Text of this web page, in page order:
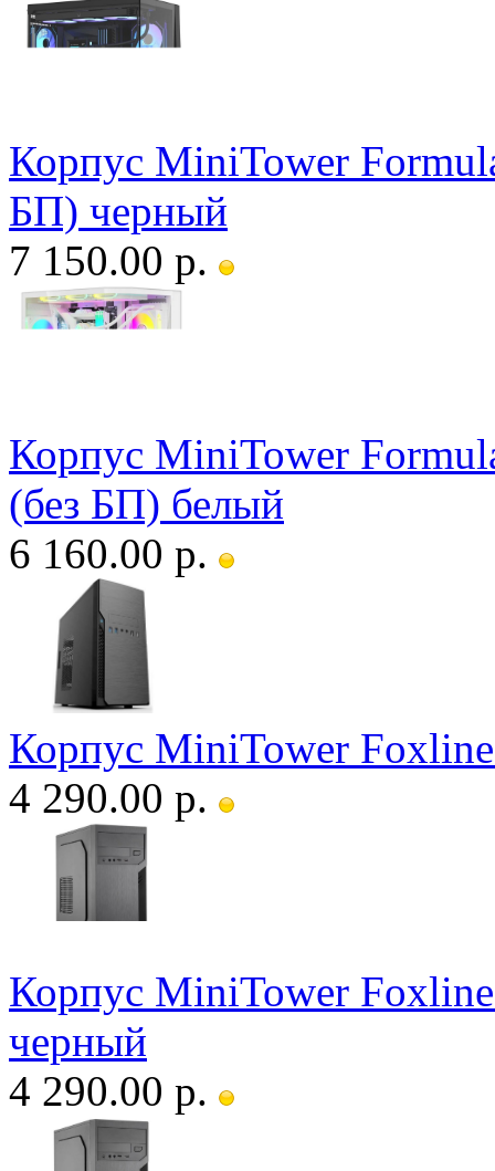
Корпус MiniTower
БП) черный
7 150.00 р.
Корпус MiniTower
(без БП) белый
6 160.00 р.
Корпус MiniTower
4 290.00 р.
Корпус MiniTower
черный
4 290.00 р.